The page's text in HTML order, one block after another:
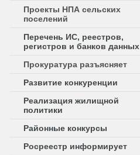
Проекты НПА сельских
поселений
Перечень ИС, реестров,
регистров и банков данных
Прокуратура разъясняет
Развитие конкуренции
Реализация жилищной
политики
Районные конкурсы
Росреестр информирует